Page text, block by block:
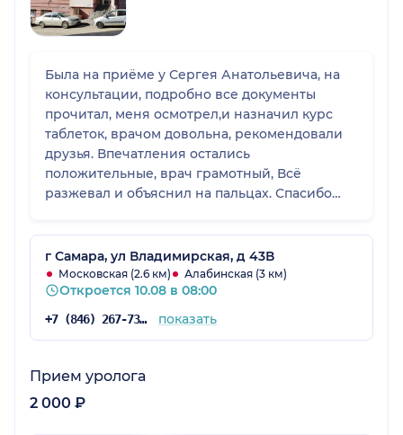
Была на приёме у Сергея Анатольевича, на
консультации, подробно все документы
прочитал, меня осмотрел,и назначил курс
таблеток, врачом довольна, рекомендовали
друзья. Впечатления остались
положительные, врач грамотный, Всё
разжевал и объяснил на пальцах. Спасибо
дела, начтоятельно рекомендую, и советую,
спасибо!
г Самара, ул Владимирская, д 43В
Московская (2.6 км) Алабинская (3 км)
Откроется 10.08 в 08:00
+7 (846) 267-73-95 показать
Прием уролога
2 000 ₽